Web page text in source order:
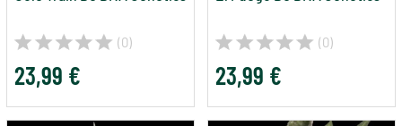
(0)
23,99 €
(0)
23,99 €